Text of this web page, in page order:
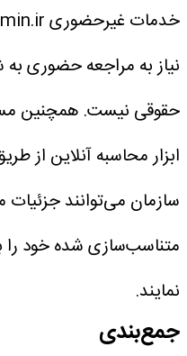
نیاز به مراجعه حضوری
حقوقی نیست. همچنین
ابزار محاسبه آنلاین از
سازمان می‌توانند
متناسب‌سازی شده خود را
نمایند.
جمع‌بندی